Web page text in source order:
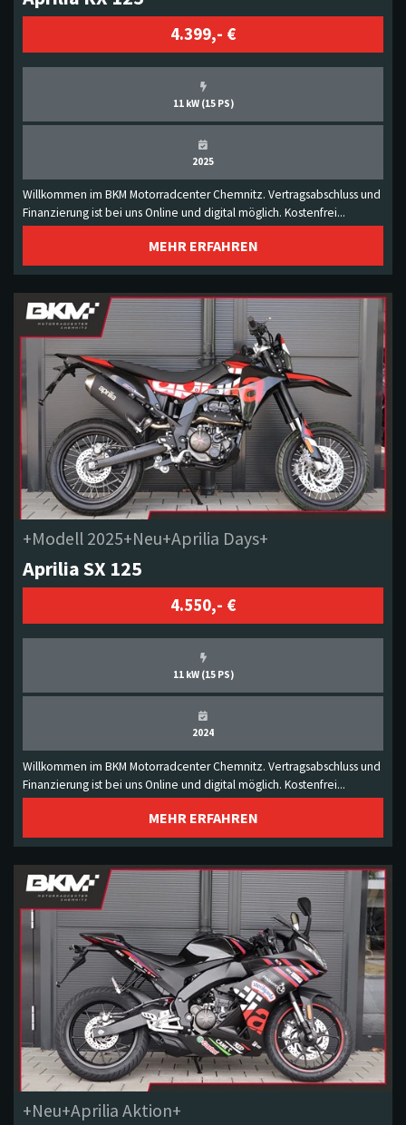
4.399,- €
11 kW (15 PS)
2025
Willkommen im BKM Motorradcenter Chemnitz. Vertragsabschluss und
Finanzierung ist bei uns Online und digital möglich. Kostenfrei...
MEHR ERFAHREN
+Modell 2025+Neu+Aprilia Days+
Aprilia SX 125
4.550,- €
11 kW (15 PS)
2024
Willkommen im BKM Motorradcenter Chemnitz. Vertragsabschluss und
Finanzierung ist bei uns Online und digital möglich. Kostenfrei...
MEHR ERFAHREN
+Neu+Aprilia Aktion+